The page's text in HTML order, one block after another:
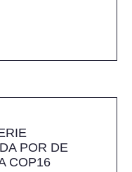
POR DE
COP16